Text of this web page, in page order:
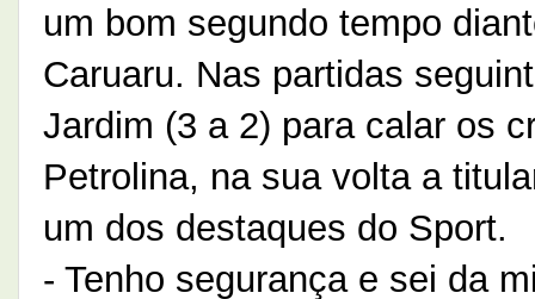
um bom segundo tempo
Caruaru. Nas partidas
Jardim (3 a 2) para calar os
Petrolina, na sua volta a
um dos destaques do Sport.
- Tenho segurança e sei da